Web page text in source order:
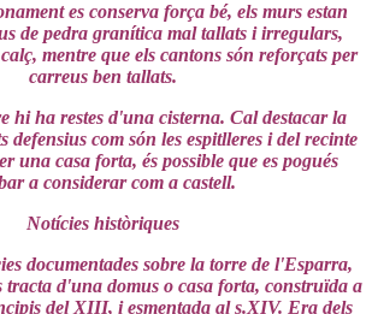
es conserva força bé, els murs estan
de pedra granítica mal tallats i irregulars,
mentre que els cantons són reforçats per
carreus ben tallats.
hi ha restes d'una cisterna. Cal destacar la
defensius com són les espitlleres i del recinte
una casa forta, és possible que es pogués
a considerar com a castell.
Notícies històriques
documentades sobre la torre de l'Esparra,
tracta d'una domus o casa forta, construïda a
del XIII, i esmentada al s.XIV. Era dels